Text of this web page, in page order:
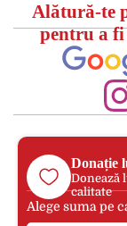
Alătură-te
pentru a fi
Donație
Donează
calitate
Alege suma pe